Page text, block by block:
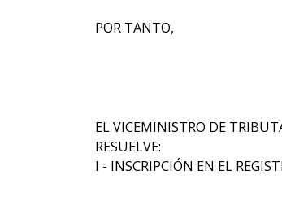
POR TANTO,
EL VICEMINISTRO DE
RESUELVE:
I - INSCRIPCIÓN EN EL